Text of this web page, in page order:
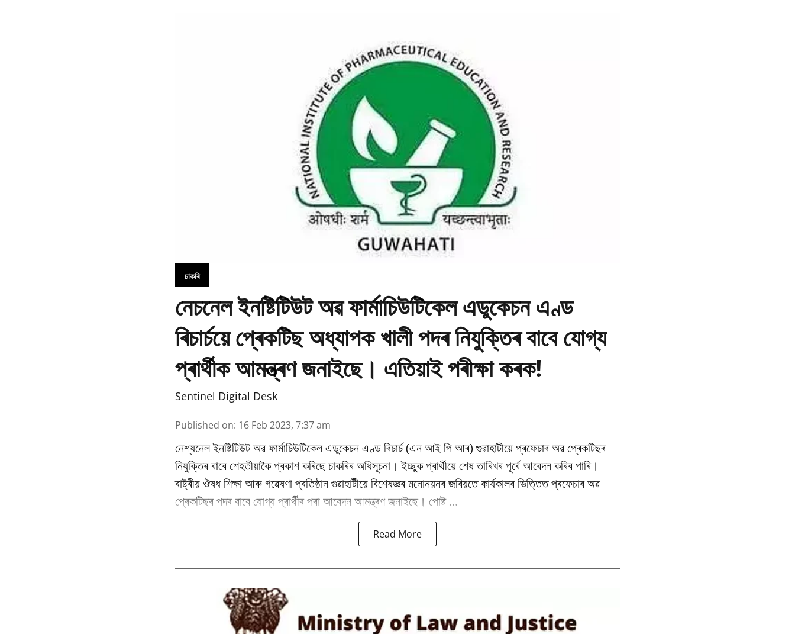
চাকৰি
নেচনেল ইনষ্টিটিউট অৱ ফাৰ্মাচিউটিকেল এডুকেচন এণ্ড
ৰিচাৰ্চয়ে প্ৰেকটিছ অধ্যাপক খালী পদৰ নিযুক্তিৰ বাবে যোগ্য
প্ৰাৰ্থীক আমন্ত্ৰণ জনাইছে। এতিয়াই পৰীক্ষা কৰক!
Sentinel Digital Desk
Published on: 16 Feb 2023, 7:37 am
নেশ্যনেল ইনষ্টিটিউট অৱ ফাৰ্মাচিউটিকেল এডুকেচন এণ্ড ৰিচাৰ্চ (এন আই পি আৰ) গুৱাহাটীয়ে প্ৰফেচাৰ অৱ প্ৰেকটিছৰ
নিযুক্তিৰ বাবে শেহতীয়াকৈ প্ৰকাশ কৰিছে চাকৰিৰ অধিসূচনা। ইচ্ছুক প্ৰাৰ্থীয়ে শেষ তাৰিখৰ পূৰ্বে আবেদন কৰিব পাৰি।
ৰাষ্ট্ৰীয় ঔষধ শিক্ষা আৰু গৱেষণা প্ৰতিষ্ঠান গুৱাহাটীয়ে বিশেষজ্ঞৰ মনোনয়নৰ জৰিয়তে কাৰ্যকালৰ ভিত্তিত প্ৰফেচাৰ অৱ
প্ৰেকটিছৰ পদৰ বাবে যোগ্য প্ৰাৰ্থীৰ পৰা আবেদন আমন্ত্ৰণ জনাইছে। পোষ্ট ...
Read More